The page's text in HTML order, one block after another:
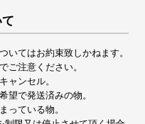
いてはお約束致しかねます。
ご注意ください。
ャンセル。
望で発送済みの物。
っている物。